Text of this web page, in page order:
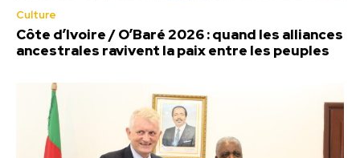
Culture
Côte d’Ivoire / O’Baré 2026 : quand les alliances
ancestrales ravivent la paix entre les peuples